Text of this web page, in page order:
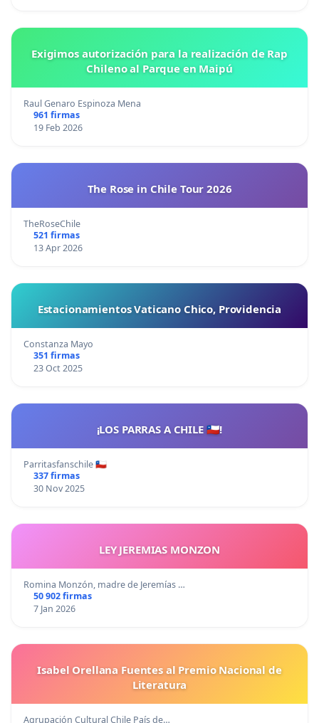
Exigimos autorización para la realización de Rap
Chileno al Parque en Maipú
Raul Genaro Espinoza Mena
961 firmas
19 Feb 2026
The Rose in Chile Tour 2026
TheRoseChile
521 firmas
13 Apr 2026
Estacionamientos Vaticano Chico, Providencia
Constanza Mayo
351 firmas
23 Oct 2025
¡LOS PARRAS A CHILE 🇨🇱!
Parritasfanschile 🇨🇱
337 firmas
30 Nov 2025
LEY JEREMIAS MONZON
Romina Monzón, madre de Jeremías …
50 902 firmas
7 Jan 2026
Isabel Orellana Fuentes al Premio Nacional de
Literatura
Agrupación Cultural Chile País de…